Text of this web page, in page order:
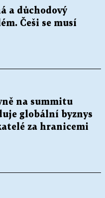
a důchodový
Češi se musí
na summitu
globální byznys
za hranicemi